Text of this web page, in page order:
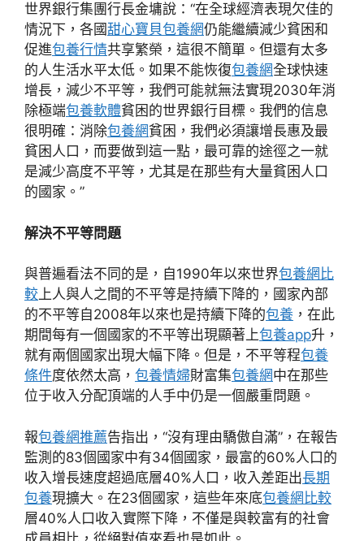
世界銀行集團行長金墉說：“在全球經濟表現欠佳的
情況下，各國甜心寶貝包養網仍能繼續減少貧困和
促進包養行情共享繁榮，這很不簡單。但還有太多
的人生活水平太低。如果不能恢復包養網全球快速
增長，減少不平等，我們可能就無法實現2030年消
除極端包養軟體貧困的世界銀行目標。我們的信息
很明確：消除包養網貧困，我們必須讓增長惠及最
貧困人口，而要做到這一點，最可靠的途徑之一就
是減少高度不平等，尤其是在那些有大量貧困人口
的國家。”
解決不平等問題
與普遍看法不同的是，自1990年以來世界包養網比
較上人與人之間的不平等是持續下降的，國家內部
的不平等自2008年以來也是持續下降的包養 ，在此
期間每有一個國家的不平等出現顯著上包養app升，
就有兩個國家出現大幅下降。但是，不平等程包養
條件度依然太高， 包養情婦財富集包養網中在那些
位于收入分配頂端的人手中仍是一個嚴重問題。
報包養網推薦告指出，“沒有理由驕傲自滿”，在報告
監測的83個國家中有34個國家，最富的60%人口的
收入增長速度超過底層40%人口，收入差距出長期
包養現擴大。在23個國家，這些年來底包養網比較
層40%人口收入實際下降，不僅是與較富有的社會